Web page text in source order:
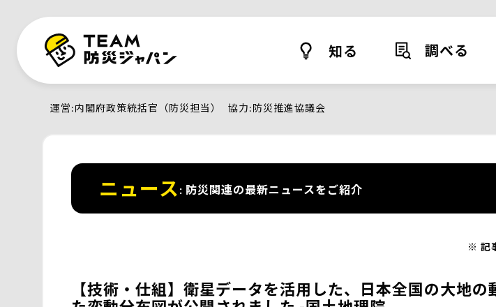
知る 調べる
運営 内閣府政策統括官（防災担当） 協力 防災推進協議会
ニュース 防災関連の最新ニュースをご紹介
記
【技術・仕組】衛星データを活用した、日本全国の大地の